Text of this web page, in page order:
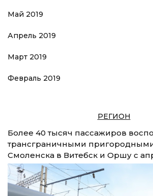
Май 2019
Апрель 2019
Март 2019
Февраль 2019
РЕГИОН
Более 40 тысяч пассажиров
трансграничными
Смоленска в Витебск и Оршу с